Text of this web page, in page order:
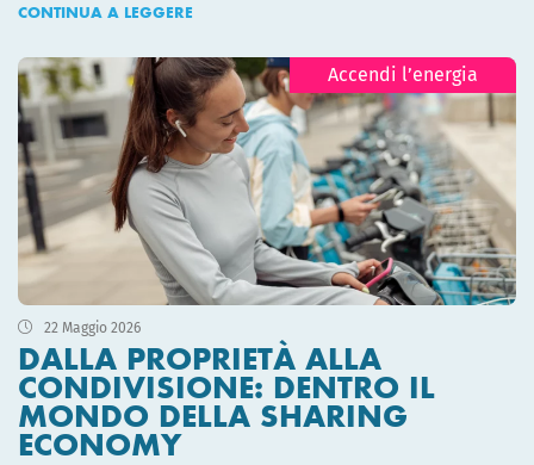
CONTINUA A LEGGERE
Accendi l’energia
22 Maggio 2026
DALLA PROPRIETÀ ALLA
CONDIVISIONE: DENTRO IL
MONDO DELLA SHARING
ECONOMY